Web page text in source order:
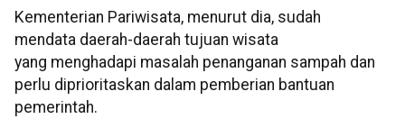
Kementerian Pariwisata, menurut dia, sudah
mendata daerah-daerah tujuan wisata
yang menghadapi masalah penanganan sampah dan
perlu diprioritaskan dalam pemberian bantuan
pemerintah.